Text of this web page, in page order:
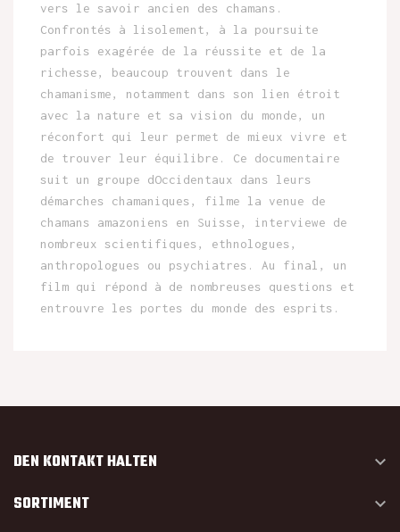
vers le savoir ancien des chamans.
Confrontés à lisolement, à la poursuite
parfois exagérée de la réussite et de la
richesse, beaucoup trouvent dans le
chamanisme, notamment dans son lien étroit
avec la nature et sa vision du monde, un
réconfort qui leur permet de mieux vivre et
de trouver leur équilibre. Ce documentaire
suit un groupe dOccidentaux dans leurs
démarches chamaniques, filme la venue de
chamans amazoniens en Suisse, interviewe de
nombreux scientifiques, ethnologues,
anthropologues ou psychiatres. Au final, un
film qui répond à de nombreuses questions et
entrouvre les portes du monde des esprits.
DEN KONTAKT HALTEN 
SORTIMENT 